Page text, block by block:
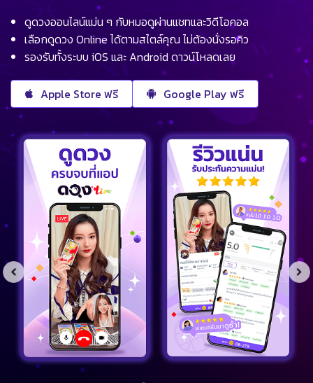
ดูดวงออนไลน์แม่น ๆ กับหมอดูผ่านแชทและวิดีโอคอล
เลือกดูดวง Online ได้ตามสไตล์คุณ ไม่ต้องนั่งรอคิว
รองรับทั้งระบบ iOS และ Android ดาวน์โหลดเลย
Apple Store ฟรี Google Play ฟรี